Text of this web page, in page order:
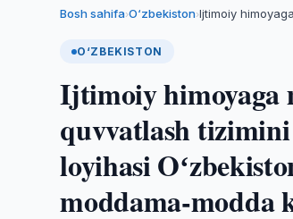
Bosh sahifa›O‘zbekiston›Ijtimoiy
O‘ZBEKISTON
Ijtimoiy himoyaga
quvvatlash
loyihasi
moddama-modda